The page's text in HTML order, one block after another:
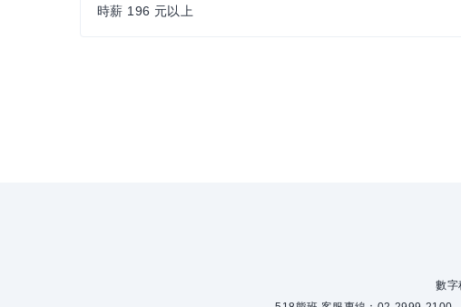
時薪 196 元以上
數字